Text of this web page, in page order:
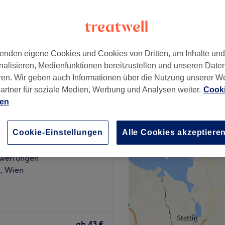
ab 99 €
mit viel Herz und
Von
Wien
eigene Cookies und Cookies von Dritten, um Inhalte
Medienfunktionen bereitzustellen und unseren
Wir geben auch Informationen über die Nutzung unserer
für soziale Medien, Werbung und Analysen weiter.
Alle Cookies akzeptieren
Cookie-Einstellungen